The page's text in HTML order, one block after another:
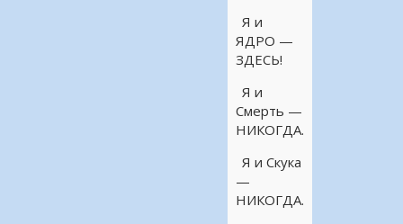
Я и
ЯДРО —
ЗДЕСЬ!
Я и
Смерть —
НИКОГДА.
Я и Скука
—
НИКОГДА.